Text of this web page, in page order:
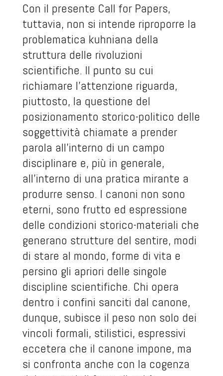
Con il presente Call for Papers,
tuttavia, non si intende riproporre la
problematica kuhniana della
struttura delle rivoluzioni
scientifiche. Il punto su cui
richiamare l’attenzione riguarda,
piuttosto, la questione del
posizionamento storico-politico delle
soggettività chiamate a prender
parola all’interno di un campo
disciplinare e, più in generale,
all’interno di una pratica mirante a
produrre senso. I canoni non sono
eterni, sono frutto ed espressione
delle condizioni storico-materiali che
generano strutture del sentire, modi
di stare al mondo, forme di vita e
persino gli apriori delle singole
discipline scientifiche. Chi opera
dentro i confini sanciti dal canone,
dunque, subisce il peso non solo dei
vincoli formali, stilistici, espressivi
eccetera che il canone impone, ma
si confronta anche con la cogenza